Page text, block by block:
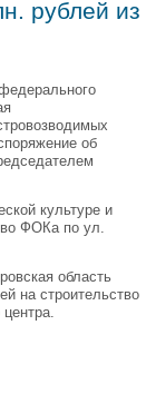
рублей из
об
культуре и
ФОКа по ул.
область
на строительство